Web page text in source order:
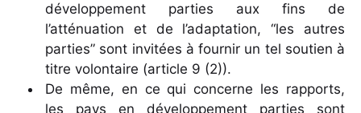
développement parties aux fins de
l’atténuation et de l’adaptation, “les autres
parties” sont invitées à fournir un tel soutien à
titre volontaire (article 9 (2)).
De même, en ce qui concerne les rapports,
les pays en développement parties sont